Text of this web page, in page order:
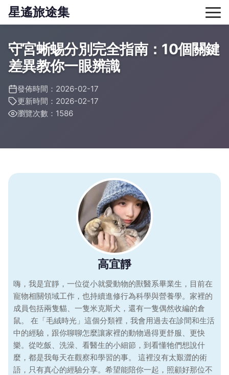
星遙旅途集
守宮蜥蜴分別完全指南：10個關鍵
差異教你一眼辨識
發佈時間：2026-02-17
更新時間：2026-02-17
瀏覽次數：1586
高宜靜
嗨，我是宜靜，一位從小就愛動物的獸醫系畢業生，目前在
寵物相關領域工作，也持續進修行為科學與營養學。家裡的
成員包括兩隻貓、一隻米克斯犬，還有一隻偶然收編的倉
鼠。 在「毛絨時光」這個分類裡，我會用過去在診間和生活
中的經驗，跟你聊聊怎麼讓家裡的動物過得更舒服、更快
樂。從吃飯、洗澡、看醫生的小細節，到看懂牠們想說什
麼，都是我每天在觀察和學習的事。 這裡沒有太艱澀的術
語，只有真心的經驗分享。希望能陪你一起，照顧好那位不